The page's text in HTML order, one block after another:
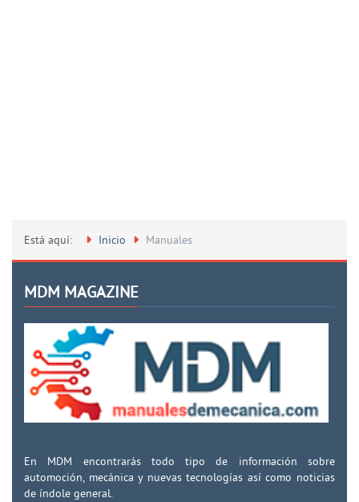
Está aquí: Inicio Manuales
MDM MAGAZINE
En MDM encontrarás todo tipo de información sobre
automoción, mecánica y nuevas tecnologías así como noticias
de índole general.